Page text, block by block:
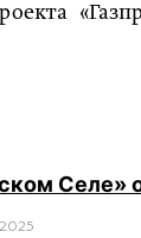
Селе»